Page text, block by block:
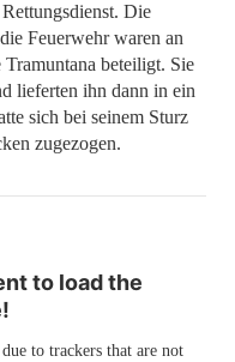
Die
Feuerwehr waren an
beteiligt. Sie
lieferten ihn dann in ein
sich bei seinem Sturz
zugezogen.
to load the
to trackers that are not